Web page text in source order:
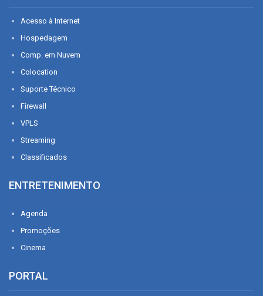
Acesso à Internet
Hospedagem
Comp. em Nuvem
Colocation
Suporte Técnico
Firewall
VPLS
Streaming
Classificados
ENTRETENIMENTO
Agenda
Promoções
Cinema
PORTAL